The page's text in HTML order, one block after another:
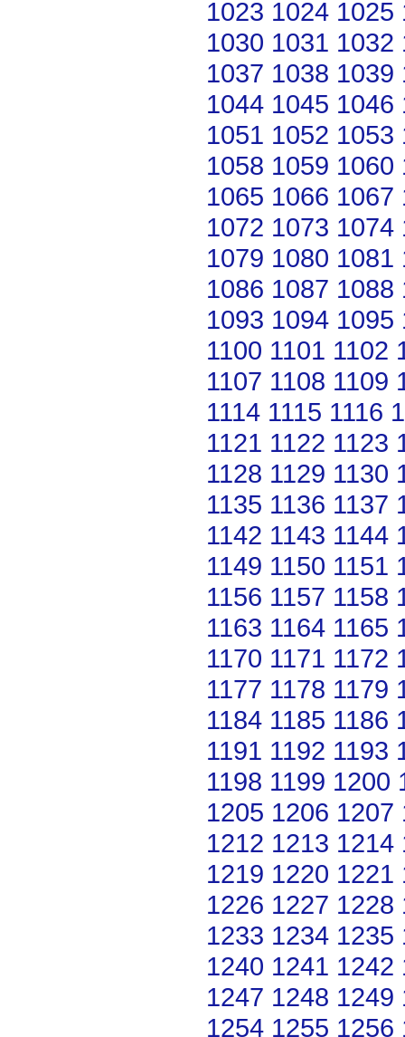
1023 1024 1025
1030 1031 1032
1037 1038 1039
1044 1045 1046
1051 1052 1053
1058 1059 1060
1065 1066 1067
1072 1073 1074
1079 1080 1081
1086 1087 1088
1093 1094 1095
1100 1101 1102
1107 1108 1109
1114 1115 1116
1121 1122 1123
1128 1129 1130
1135 1136 1137
1142 1143 1144
1149 1150 1151
1156 1157 1158
1163 1164 1165
1170 1171 1172
1177 1178 1179
1184 1185 1186
1191 1192 1193
1198 1199 1200
1205 1206 1207
1212 1213 1214
1219 1220 1221
1226 1227 1228
1233 1234 1235
1240 1241 1242
1247 1248 1249
1254 1255 1256